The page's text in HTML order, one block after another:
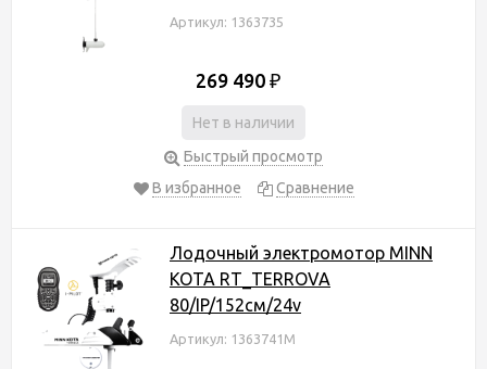
Артикул: 1363735
269 490 ₽
Нет в наличии
Быстрый просмотр
В избранное
Сравнение
Лодочный электромотор MINN
KOTA RT_TERROVA
80/IP/152см/24v
Артикул: 1363741M